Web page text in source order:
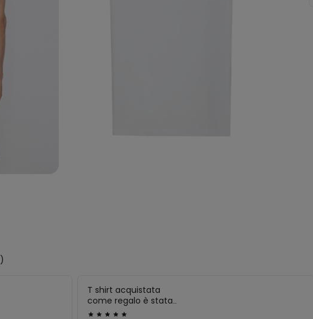
T shirt acquistata
come regalo è stata
apprezzatissima per